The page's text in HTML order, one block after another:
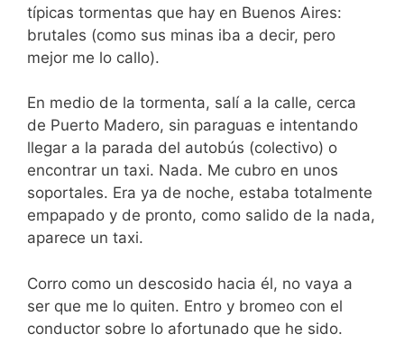
típicas tormentas que hay en Buenos Aires:
brutales (como sus minas iba a decir, pero
mejor me lo callo).
En medio de la tormenta, salí a la calle, cerca
de Puerto Madero, sin paraguas e intentando
llegar a la parada del autobús (colectivo) o
encontrar un taxi. Nada. Me cubro en unos
soportales. Era ya de noche, estaba totalmente
empapado y de pronto, como salido de la nada,
aparece un taxi.
Corro como un descosido hacia él, no vaya a
ser que me lo quiten. Entro y bromeo con el
conductor sobre lo afortunado que he sido.